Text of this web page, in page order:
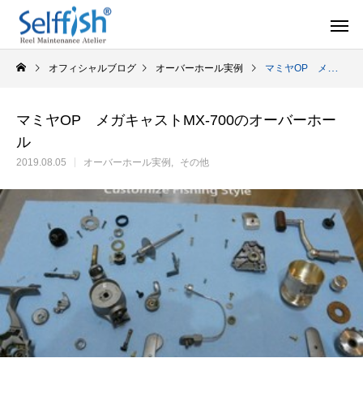
セルフメンテナンス用品
セルフメンテナンス用品（Selffishオリジナル）
ラインを巻き込むときの工夫
シマノ スピニング
オフィシャルブログ オーバーホール実例 マミヤOP メガキャストMX-700のオーバーホール
マミヤOP メガキャストMX-700のオーバーホー
ル
2019.08.05 オーバーホール実例 その他